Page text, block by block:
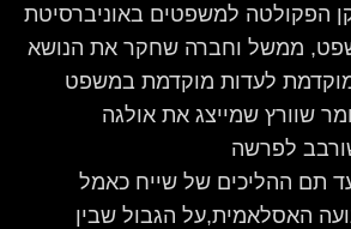
הפקולטה למשפטים באוניברסיטת
ממשל וחברה שחקר את הנושא
לעדות מוקדמת במשפט
שוורץ שמייצג את אולגה
לפרשה
תם ההליכים של שייח כאמל
האסלאמית,על הגבול שבין